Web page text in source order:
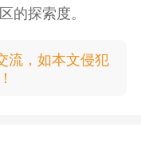
的探索度。
流，如本文侵犯